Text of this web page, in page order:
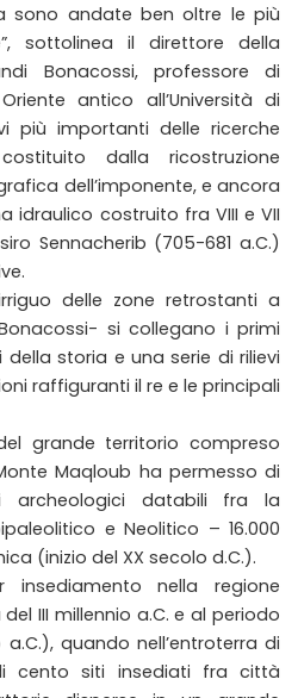
sono andate ben oltre le più
sottolinea il direttore della
Bonacossi, professore di
antico all’Università di
più importanti delle ricerche
dalla ricostruzione
dell’imponente, e ancora
idraulico costruito fra VIII e VII
Sennacherib (705-681 a.C.)
delle zone retrostanti a
si collegano i primi
storia e una serie di rilievi
raffiguranti il re e le principali
grande territorio compreso
Maqloub ha permesso di
archeologici databili fra la
e Neolitico – 16.000
(inizio del XX secolo d.C.).
nella regione
III millennio a.C. e al periodo
quando nell’entroterra di
cento siti insediati fra città